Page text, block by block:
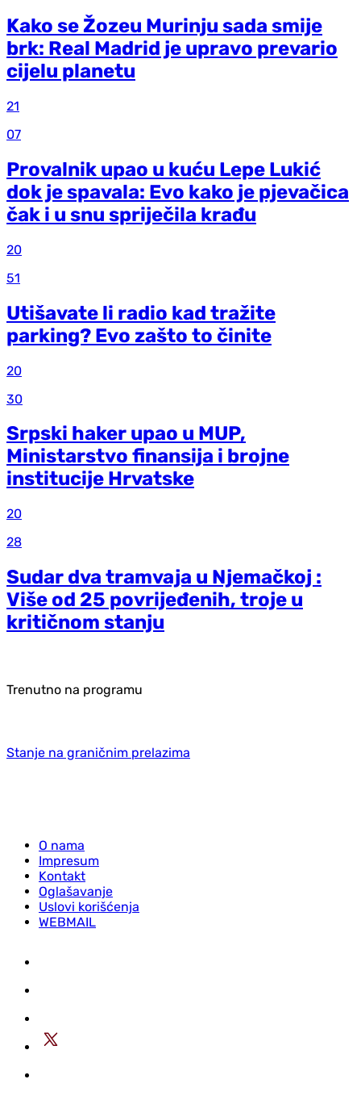
Kako se Žozeu Murinju sada smije
brk: Real Madrid je upravo prevario
cijelu planetu
21
07
Provalnik upao u kuću Lepe Lukić
dok je spavala: Evo kako je pjevačica
čak i u snu spriječila krađu
20
51
Utišavate li radio kad tražite
parking? Evo zašto to činite
20
30
Srpski haker upao u MUP,
Ministarstvo finansija i brojne
institucije Hrvatske
20
28
Sudar dva tramvaja u Njemačkoj :
Više od 25 povrijeđenih, troje u
kritičnom stanju
Trenutno na programu
Stanje na graničnim prelazima
O nama
Impresum
Kontakt
Oglašavanje
Uslovi korišćenja
WEBMAIL